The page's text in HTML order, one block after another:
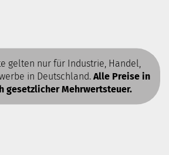
gelten nur für Industrie, Handel,
in Deutschland. Alle Preise in
gesetzlicher Mehrwertsteuer.